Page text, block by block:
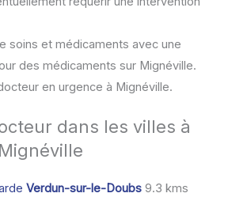
soins et médicaments avec une
des médicaments sur Mignéville.
en urgence à Mignéville.
dans les villes à
Verdun-sur-le-Doubs9.3 kms